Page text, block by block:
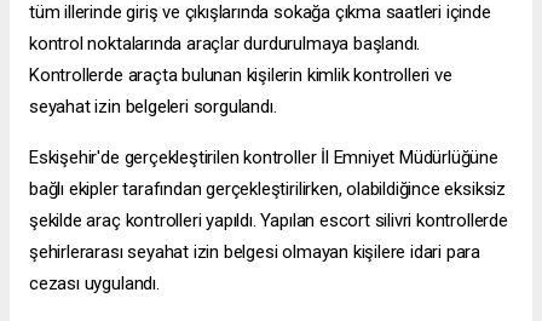
tüm illerinde giriş ve çıkışlarında sokağa çıkma saatleri içinde
kontrol noktalarında araçlar durdurulmaya başlandı.
Kontrollerde araçta bulunan kişilerin kimlik kontrolleri ve
seyahat izin belgeleri sorgulandı.
Eskişehir'de gerçekleştirilen kontroller İl Emniyet Müdürlüğüne
bağlı ekipler tarafından gerçekleştirilirken, olabildiğince eksiksiz
şekilde araç kontrolleri yapıldı. Yapılan escort silivri kontrollerde
şehirlerarası seyahat izin belgesi olmayan kişilere idari para
cezası uygulandı.